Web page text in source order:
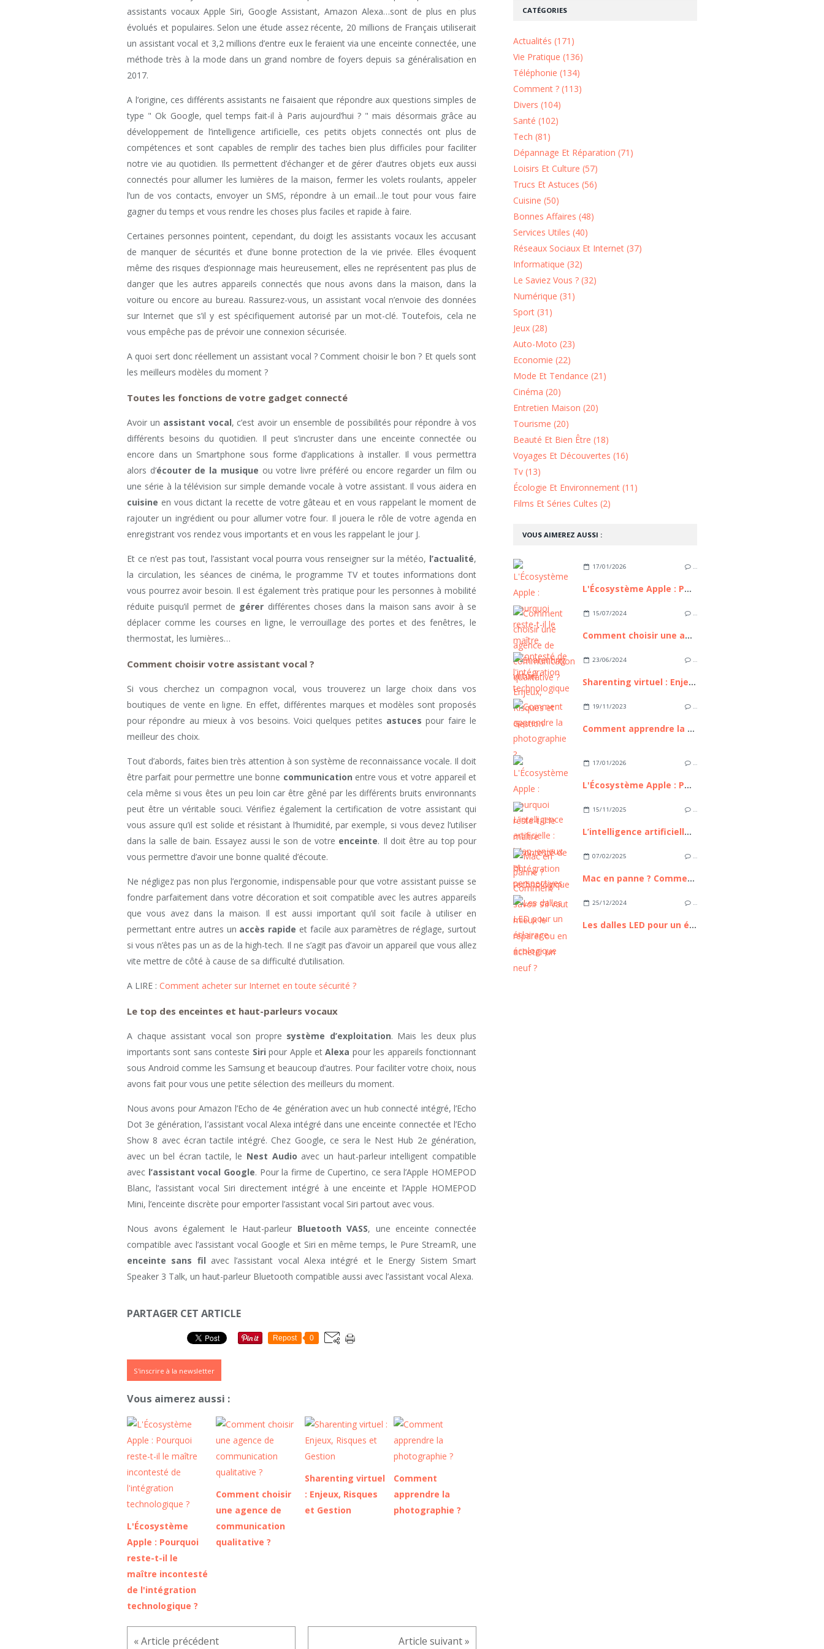
assistants vocaux Apple Siri, Google Assistant, Amazon Alexa…sont de plus en plus
évolués et populaires. Selon une étude assez récente, 20 millions de Français utiliserait
un assistant vocal et 3,2 millions d’entre eux le feraient via une enceinte connectée, une
méthode très à la mode dans un grand nombre de foyers depuis sa généralisation en
2017.
A l’origine, ces différents assistants ne faisaient que répondre aux questions simples de
type " Ok Google, quel temps fait-il à Paris aujourd’hui ? " mais désormais grâce au
développement de l’intelligence artificielle, ces petits objets connectés ont plus de
compétences et sont capables de remplir des taches bien plus difficiles pour faciliter
notre vie au quotidien. Ils permettent d’échanger et de gérer d’autres objets eux aussi
connectés pour allumer les lumières de la maison, fermer les volets roulants, appeler
l’un de vos contacts, envoyer un SMS, répondre à un email…le tout pour vous faire
gagner du temps et vous rendre les choses plus faciles et rapide à faire.
Certaines personnes pointent, cependant, du doigt les assistants vocaux les accusant
de manquer de sécurités et d’une bonne protection de la vie privée. Elles évoquent
même des risques d’espionnage mais heureusement, elles ne représentent pas plus de
danger que les autres appareils connectés que nous avons dans la maison, dans la
voiture ou encore au bureau. Rassurez-vous, un assistant vocal n’envoie des données
sur Internet que s’il y est spécifiquement autorisé par un mot-clé. Toutefois, cela ne
vous empêche pas de prévoir une connexion sécurisée.
A quoi sert donc réellement un assistant vocal ? Comment choisir le bon ? Et quels sont
les meilleurs modèles du moment ?
Toutes les fonctions de votre gadget connecté
Avoir un assistant vocal, c’est avoir un ensemble de possibilités pour répondre à vos
différents besoins du quotidien. Il peut s’incruster dans une enceinte connectée ou
encore dans un Smartphone sous forme d’applications à installer. Il vous permettra
alors d’écouter de la musique ou votre livre préféré ou encore regarder un film ou
une série à la télévision sur simple demande vocale à votre assistant. Il vous aidera en
cuisine en vous dictant la recette de votre gâteau et en vous rappelant le moment de
rajouter un ingrédient ou pour allumer votre four. Il jouera le rôle de votre agenda en
enregistrant vos rendez vous importants et en vous les rappelant le jour J.
Et ce n’est pas tout, l’assistant vocal pourra vous renseigner sur la météo, l’actualité,
la circulation, les séances de cinéma, le programme TV et toutes informations dont
vous pourrez avoir besoin. Il est également très pratique pour les personnes à mobilité
réduite puisqu’il permet de gérer différentes choses dans la maison sans avoir à se
déplacer comme les courses en ligne, le verrouillage des portes et des fenêtres, le
thermostat, les lumières…
Comment choisir votre assistant vocal ?
Si vous cherchez un compagnon vocal, vous trouverez un large choix dans vos
boutiques de vente en ligne. En effet, différentes marques et modèles sont proposés
pour répondre au mieux à vos besoins. Voici quelques petites astuces pour faire le
meilleur des choix.
Tout d’abords, faites bien très attention à son système de reconnaissance vocale. Il doit
être parfait pour permettre une bonne communication entre vous et votre appareil et
cela même si vous êtes un peu loin car être gêné par les différents bruits environnants
peut être un véritable souci. Vérifiez également la certification de votre assistant qui
vous assure qu’il est solide et résistant à l’humidité, par exemple, si vous devez l’utiliser
dans la salle de bain. Essayez aussi le son de votre enceinte. Il doit être au top pour
vous permettre d’avoir une bonne qualité d’écoute.
Ne négligez pas non plus l’ergonomie, indispensable pour que votre assistant puisse se
fondre parfaitement dans votre décoration et soit compatible avec les autres appareils
que vous avez dans la maison. Il est aussi important qu’il soit facile à utiliser en
permettant entre autres un accès rapide et facile aux paramètres de réglage, surtout
si vous n’êtes pas un as de la high-tech. Il ne s’agit pas d’avoir un appareil que vous allez
vite mettre de côté à cause de sa difficulté d’utilisation.
A LIRE : Comment acheter sur Internet en toute sécurité ?
Le top des enceintes et haut-parleurs vocaux
A chaque assistant vocal son propre système d’exploitation. Mais les deux plus
importants sont sans conteste Siri pour Apple etAlexa pour les appareils fonctionnant
sous Android comme les Samsung et beaucoup d’autres. Pour faciliter votre choix, nous
avons fait pour vous une petite sélection des meilleurs du moment.
Nous avons pour Amazon l’Echo de 4e génération avec un hub connecté intégré, l’Echo
Dot 3e génération, l’assistant vocal Alexa intégré dans une enceinte connectée et l’Echo
Show 8 avec écran tactile intégré. Chez Google, ce sera le Nest Hub 2e génération,
avec un bel écran tactile, le Nest Audio avec un haut-parleur intelligent compatible
avec l’assistant vocal Google. Pour la firme de Cupertino, ce sera l’Apple HOMEPOD
Blanc, l’assistant vocal Siri directement intégré à une enceinte et l’Apple HOMEPOD
Mini, l’enceinte discrète pour emporter l’assistant vocal Siri partout avec vous.
Nous avons également le Haut-parleur Bluetooth VASS, une enceinte connectée
compatible avec l’assistant vocal Google et Siri en même temps, le Pure StreamR, une
enceinte sans fil avec l’assistant vocal Alexa intégré et le Energy Sistem Smart
Speaker 3 Talk, un haut-parleur Bluetooth compatible aussi avec l’assistant vocal Alexa.
PARTAGER CET ARTICLE
Repost 0
S'inscrire à la newsletter
Vous aimerez aussi :
L'Écosystème
Apple : Pourquoi
reste-t-il le
maître incontesté
de l'intégration
technologique ?
Comment choisir
une agence de
communication
qualitative ?
Sharenting virtuel
: Enjeux, Risques
et Gestion
Comment
apprendre la
photographie ?
VOUS AIMEREZ AUSSI :
17/01/2026 …
L'Écosystème Apple : Pourquoi reste-t-il le maître incontesté de l'intégration technologique ?
15/07/2024 …
Comment choisir une agence de communication qualitative ?
23/06/2024 …
Sharenting virtuel : Enjeux, Risques et Gestion
19/11/2023 …
Comment apprendre la photographie ?
17/01/2026 …
L'Écosystème Apple : Pourquoi reste-t-il le maître incontesté de l'intégration technologique ?
15/11/2025 …
L’intelligence artificielle : bilan, enjeux et perspectives
07/02/2025 …
Mac en panne ? Comment savoir s’il vaut mieux le réparer ou en acheter un neuf ?
25/12/2024 …
Les dalles LED pour un éclairage écologique
CATÉGORIES
Actualités (171)
Vie Pratique (136)
Téléphonie (134)
Comment ? (113)
Divers (104)
Santé (102)
Tech (81)
Dépannage Et Réparation (71)
Loisirs Et Culture (57)
Trucs Et Astuces (56)
Cuisine (50)
Bonnes Affaires (48)
Services Utiles (40)
Réseaux Sociaux Et Internet (37)
Informatique (32)
Le Saviez Vous ? (32)
Numérique (31)
Sport (31)
Jeux (28)
Auto-Moto (23)
Economie (22)
Mode Et Tendance (21)
Cinéma (20)
Entretien Maison (20)
Tourisme (20)
Beauté Et Bien Être (18)
Voyages Et Découvertes (16)
Tv (13)
Écologie Et Environnement (11)
Films Et Séries Cultes (2)